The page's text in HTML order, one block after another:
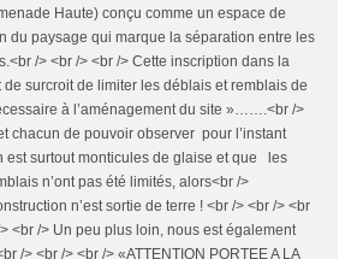
Haute) conçu comme un espace de
du paysage qui marque la séparation entre les
/> <br /> <br /> Cette inscription dans la
de surcroit de limiter les déblais et remblais de
à l’aménagement du site »…….<br />
chacun de pouvoir observer pour l’instant
est surtout monticules de glaise et que les
n’ont pas été limités, alors<br />
n’est sortie de terre ! <br /> <br /> <br
<br /> Un peu plus loin, nous est également
/> <br /> <br /> «ATTENTION PORTEE A LA